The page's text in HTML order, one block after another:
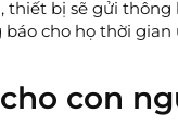
thiết bị sẽ gửi
cho họ thời gian
con